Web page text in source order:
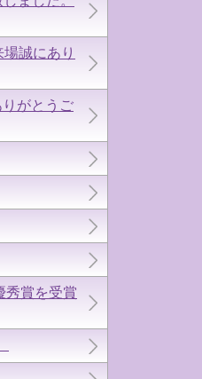
誠にあり
がとうご
秀賞を受賞